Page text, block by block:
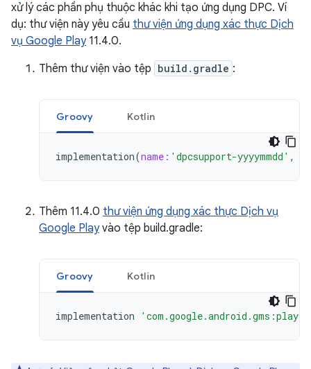
xử lý các phần phụ thuộc khác khi tạo ứng dụng DPC. Ví
dụ: thư viện này yêu cầu thư viện ứng dụng xác thực Dịch
vụ Google Play11.4.0.
Thêm thư viện vào tệp build.gradle :
Groovy Kotlin
implementation(name: 'dpcsupport-yyyymmdd' ,
Thêm 11.4.0 thư viện ứng dụng xác thực Dịch vụ
Google Playvào tệp build.gradle:
Groovy Kotlin
implementation